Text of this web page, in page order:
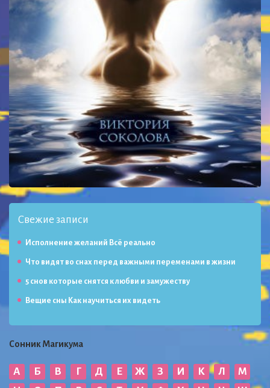
Свежие записи
Исполнение желаний Всё реально
Что видят во снах перед важными переменами в жизни
5 снов которые снятся к любви и замужеству
Вещие сны Как научиться их видеть
Сонник Магикума
А Б В Г Д Е Ж З И К Л
М